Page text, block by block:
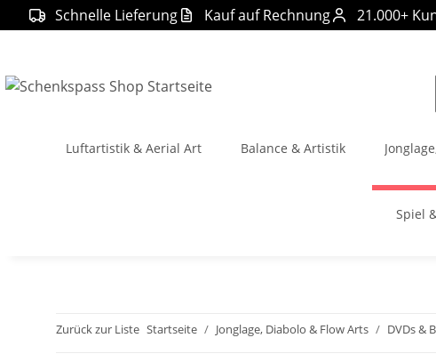
Schnelle Lieferung Kauf auf Rechnung 21.000+
Luftartistik & Aerial Art Balance & Artistik
Spiel
Zurück zur Liste Startseite Jonglage, Diabolo & Flow Arts DVDs &